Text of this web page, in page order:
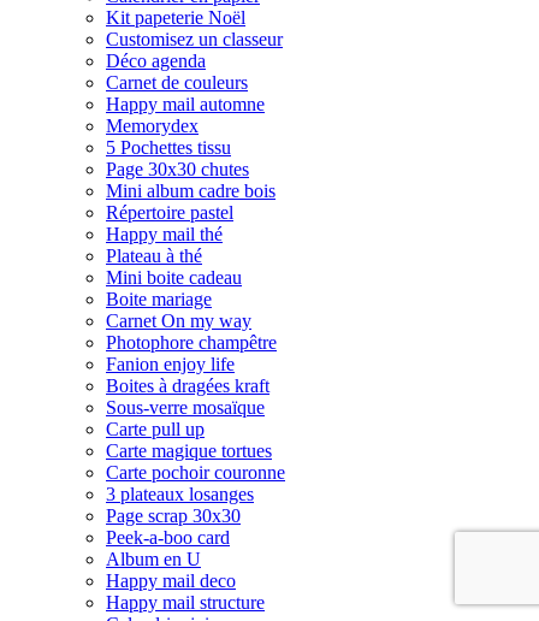
Kit papeterie Noël
Customisez un classeur
Déco agenda
Carnet de couleurs
Happy mail automne
Memorydex
5 Pochettes tissu
Page 30x30 chutes
Mini album cadre bois
Répertoire pastel
Happy mail thé
Plateau à thé
Mini boite cadeau
Boite mariage
Carnet On my way
Photophore champêtre
Fanion enjoy life
Boites à dragées kraft
Sous-verre mosaïque
Carte pull up
Carte magique tortues
Carte pochoir couronne
3 plateaux losanges
Page scrap 30x30
Peek-a-boo card
Album en U
Happy mail deco
Happy mail structure